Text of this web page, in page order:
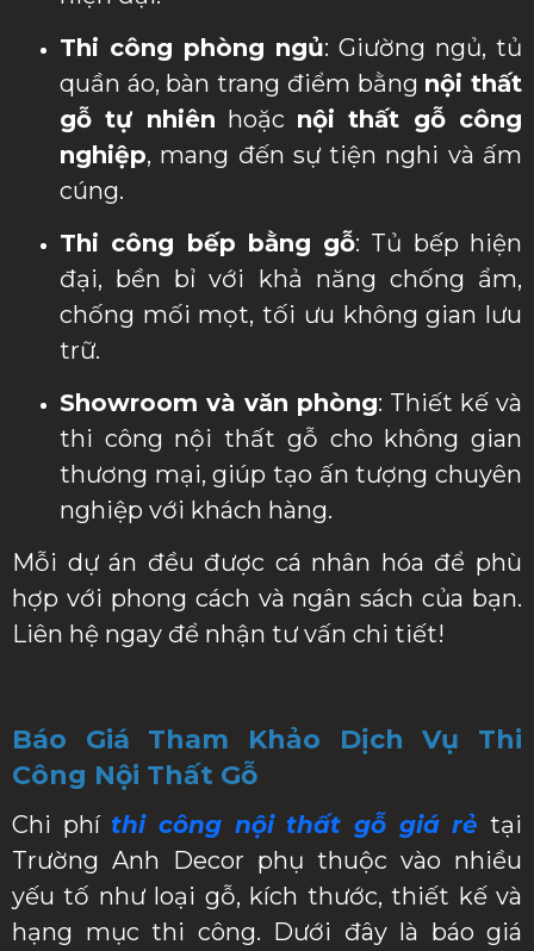
Thi công phòng ngủ: Giường ngủ, tủ
quần áo, bàn trang điểm bằng nội thất
gỗ tự nhiên hoặc nội thất gỗ công
nghiệp, mang đến sự tiện nghi và ấm
cúng.
Thi công bếp bằng gỗ: Tủ bếp hiện
đại, bền bỉ với khả năng chống ẩm,
chống mối mọt, tối ưu không gian lưu
trữ.
Showroom và văn phòng: Thiết kế và
thi công nội thất gỗ cho không gian
thương mại, giúp tạo ấn tượng chuyên
nghiệp với khách hàng.
Mỗi dự án đều được cá nhân hóa để phù
hợp với phong cách và ngân sách của bạn.
Liên hệ ngay để nhận tư vấn chi tiết!
Báo Giá Tham Khảo Dịch Vụ Thi
Công Nội Thất Gỗ
Chi phíthi công nội thất gỗ giá rẻ tại
Trường Anh Decor phụ thuộc vào nhiều
yếu tố như loại gỗ, kích thước, thiết kế và
hạng mục thi công. Dưới đây là báo giá